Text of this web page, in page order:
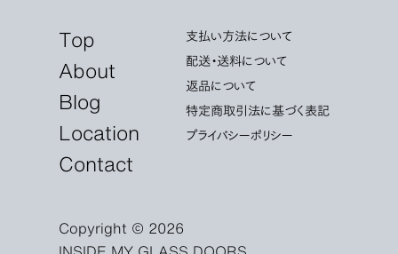
Top
About
Blog
Location
Contact
支払い方法について
配送・送料について
返品について
特定商取引法に基づく表記
プライバシーポリシー
Copyright © 2026